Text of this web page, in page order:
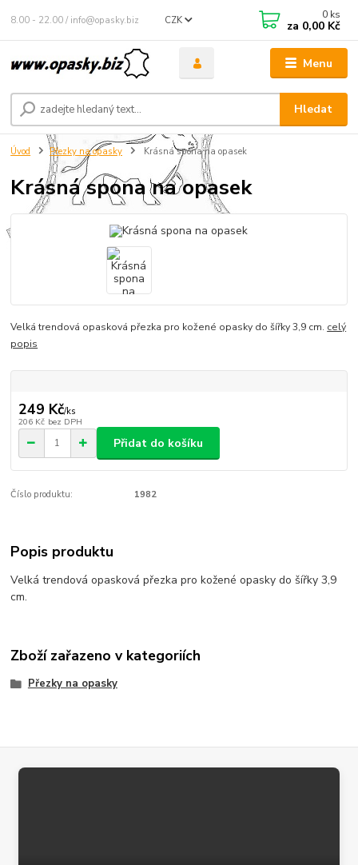
Menu
CZK
Hledat
8.00 - 22.00 / info@opasky.biz 0 ks
za 0,00 Kč
Úvod Přezky na opasky Krásná spona na opasek
Krásná spona na opasek
Velká trendová opasková přezka pro kožené opasky do šířky 3,9 cm. celý
popis
249 Kč/ks
206 Kč bez DPH
Přidat do košíku
Číslo produktu: 1982
Popis produktu
Velká trendová opasková přezka pro kožené opasky do šířky 3,9
cm.
Zboží zařazeno v kategoriích
Přezky na opasky